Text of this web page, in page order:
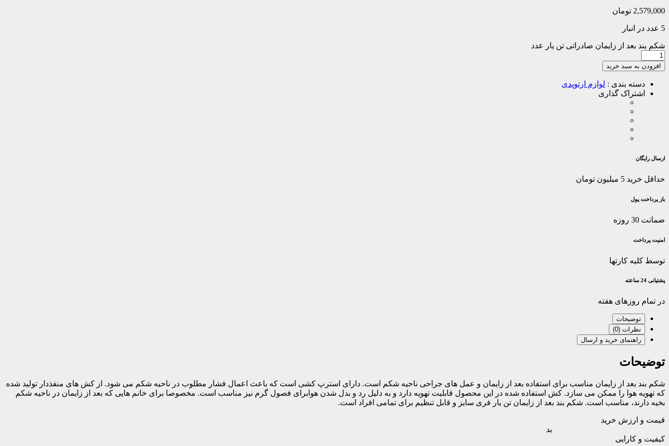
2,579,000 تومان
5 عدد در انبار
شکم بند بعد از زایمان صادراتی تن یار عدد
افزودن به سبد خرید
دسته بندی : لوازم ارتوپدی
اشتراک گذاری
ارسال رایگان
حداقل خرید 5 میلیون تومان
باز پرداخت پول
ضمانت 30 روزه
امنیت پرداخت
توسط کلیه کارتها
پشتیانی 24 ساعته
در تمام روزهای هفته
توضیحات
نظرات (0)
راهنمای خرید و ارسال
توضیحات
شکم بند بعد از زایمان مناسب برای استفاده بعد از زایمان و عمل های جراحی ناحیه شکم است. دارای استرپ کشی است که باعث اعمال فشار مطلوب در ناحیه شکم می شود. از کش های منفذدار تولید شده
که تهویه هوا را ممکن می سازد. کش استفاده شده در این محصول قابلیت تهویه دارد و به دلیل رد و بدل شدن هوابرای فصول گرم نیز مناسب است. مخصوصا برای خانم هایی که بعد از زایمان در ناحیه شکم
بخیه دارند، مناسب است. شکم بند بعد از زایمان تن یار فری سایز و قابل تنظیم برای تمامی افراد است.
قیمت و ارزش خرید
بد
کیفیت و کارایی